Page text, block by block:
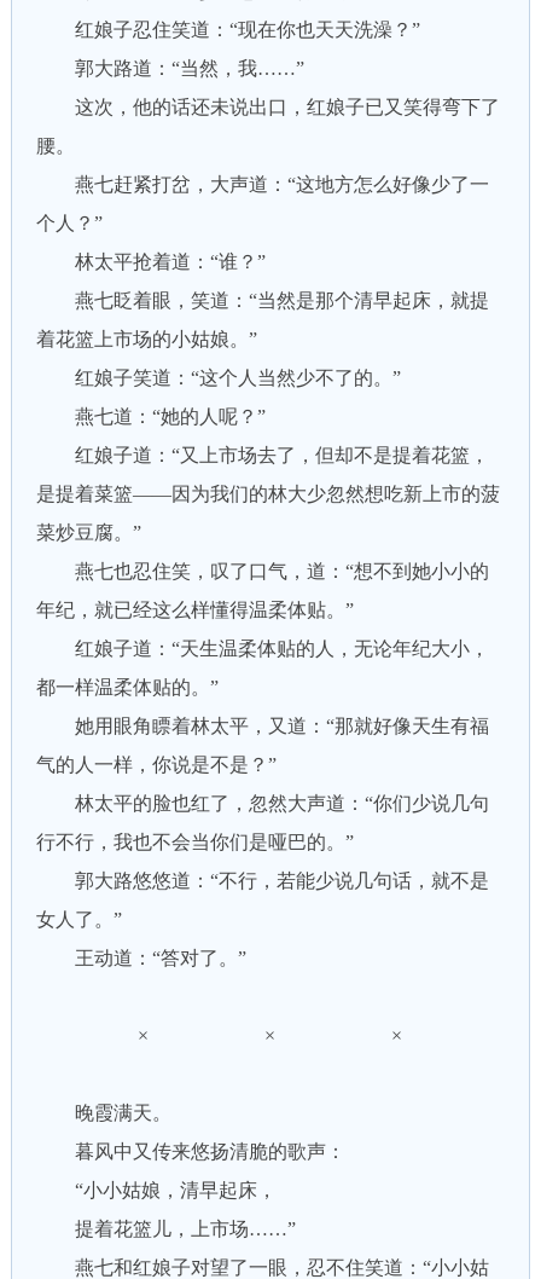
红娘子忍住笑道：“现在你也天天洗澡？”
郭大路道：“当然，我……”
这次，他的话还未说出口，红娘子已又笑得弯下了
腰。
燕七赶紧打岔，大声道：“这地方怎么好像少了一
个人？”
林太平抢着道：“谁？”
燕七眨着眼，笑道：“当然是那个清早起床，就提
着花篮上市场的小姑娘。”
红娘子笑道：“这个人当然少不了的。”
燕七道：“她的人呢？”
红娘子道：“又上市场去了，但却不是提着花篮，
是提着菜篮——因为我们的林大少忽然想吃新上市的菠
菜炒豆腐。”
燕七也忍住笑，叹了口气，道：“想不到她小小的
年纪，就已经这么样懂得温柔体贴。”
红娘子道：“天生温柔体贴的人，无论年纪大小，
都一样温柔体贴的。”
她用眼角瞟着林太平，又道：“那就好像天生有福
气的人一样，你说是不是？”
林太平的脸也红了，忽然大声道：“你们少说几句
行不行，我也不会当你们是哑巴的。”
郭大路悠悠道：“不行，若能少说几句话，就不是
女人了。”
王动道：“答对了。”
× × ×
晚霞满天。
暮风中又传来悠扬清脆的歌声：
“小小姑娘，清早起床，
提着花篮儿，上市场……”
燕七和红娘子对望了一眼，忍不住笑道：“小小姑